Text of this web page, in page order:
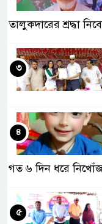
তালুকদারের শ্রদ্ধা
৩
গত ৬ দিন ধরে
৪
৫